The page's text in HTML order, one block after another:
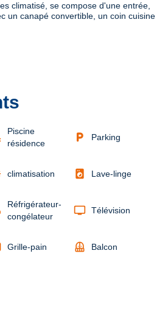
climatisé, se compose d'une entrée,
un canapé convertible, un coin cuisine
Piscine
résidence
local_parking Parking
climatisation local_laundry_service Lave-linge
Réfrigérateur-
congélateur
tv Télévision
Grille-pain balcony Balcon